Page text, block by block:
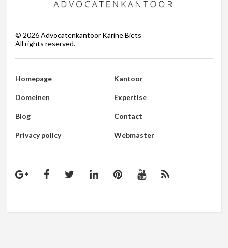
© 2026Advocatenkantoor Karine Biets
All rights reserved.
Homepage Kantoor
Domeinen Expertise
Blog Contact
Privacy policy Webmaster